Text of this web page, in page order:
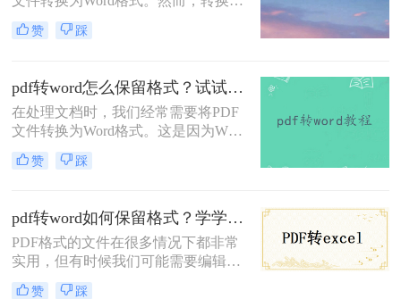
程中可能会遇到格式、排版和元素错
位的问题。为了实现PDF转Word的一
法和技巧。那么pdf转word如何一模一
样呢？本文将为您介绍三种实用的方
法，帮助您顺利完成高质量的PDF转
Word转换。
赞 踩
pdf转word怎么保留格式？试试这三个方法！
在处理文档时，我们经常需要将PDF
文件转换为Word格式。这是因为Word
提供了更多的编辑和格式化选项，使
得内容更易于修改、排版或重新设
了格式丢失的问题。那么，pdf转word
怎么保留格式呢？以下是一些实用的
方法和建议。
赞 踩
pdf转word如何保留格式？学学这二个转换方法！
PDF格式的文件在很多情况下都非常
实用，但有时候我们可能需要编辑或
重用其中的内容，这时就需要将PDF
赞 踩